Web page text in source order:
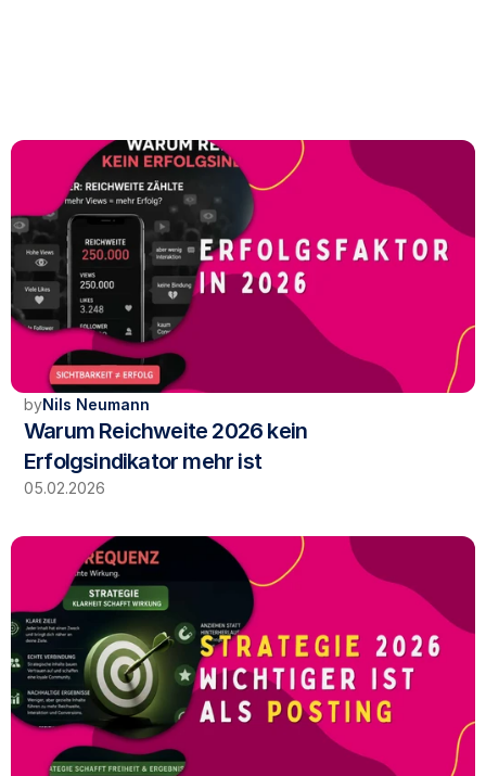
byNils Neumann
Warum Reichweite 2026 kein
Erfolgsindikator mehr ist
05.02.2026